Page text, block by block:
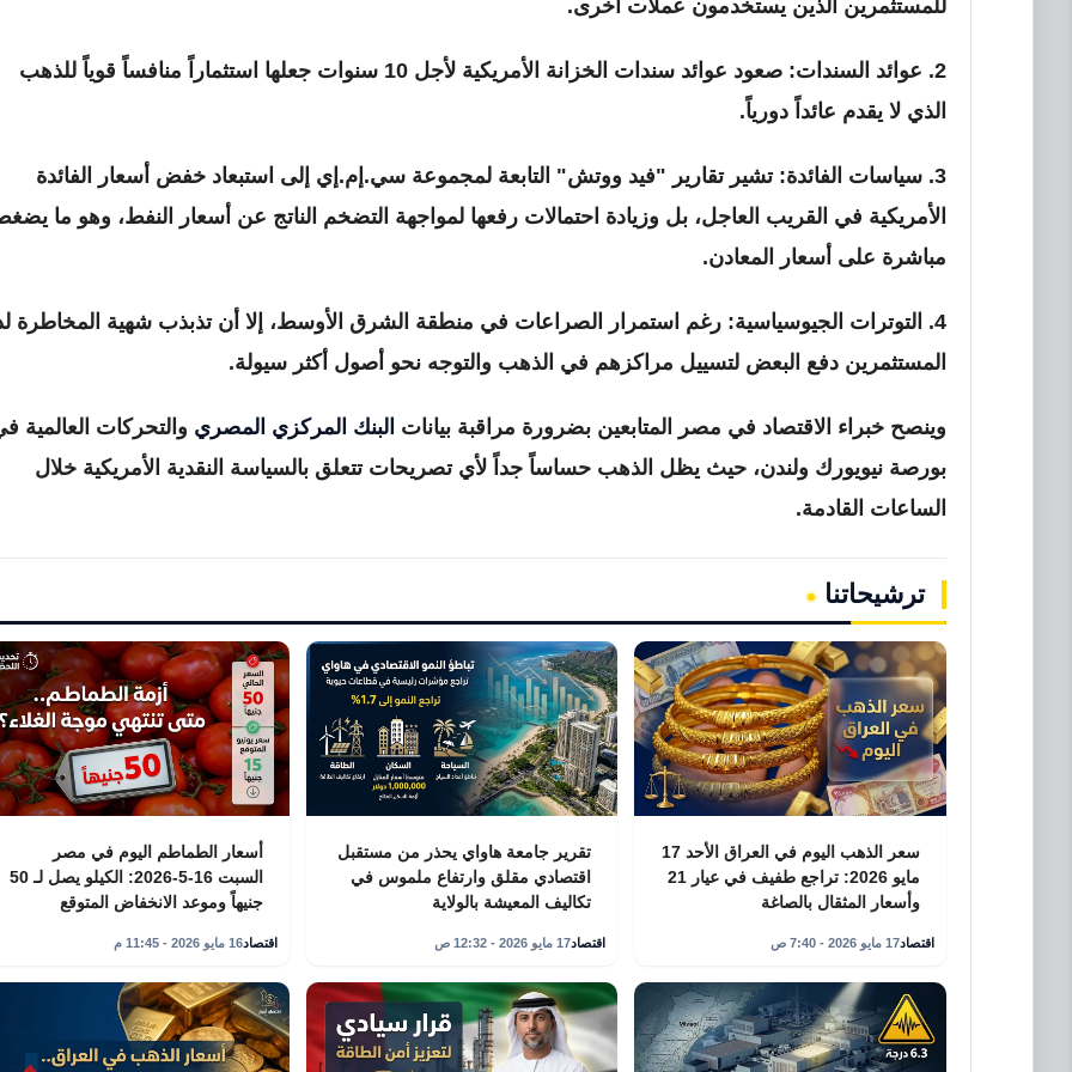
للمستثمرين الذين يستخدمون عملات أخرى.
2. عوائد السندات:
صعود عوائد سندات الخزانة الأمريكية لأجل 10 سنوات جعلها استثماراً منافساً قوياً للذهب
الذي لا يقدم عائداً دورياً.
3. سياسات الفائدة: تشير تقارير "فيد ووتش" التابعة لمجموعة سي.إم.إي إلى استبعاد خفض أسعار الفائدة
الأمريكية في القريب العاجل، بل وزيادة احتمالات رفعها لمواجهة التضخم الناتج عن أسعار النفط، وهو ما
مباشرة على أسعار المعادن.
4. التوترات الجيوسياسية: رغم استمرار الصراعات في منطقة الشرق الأوسط، إلا أن تذبذب شهية المخاطرة
المستثمرين دفع البعض لتسييل مراكزهم في الذهب والتوجه نحو أصول أكثر سيولة.
وينصح خبراء الاقتصاد في مصر المتابعين بضرورة مراقبة بيانات البنك المركزي المصري والتحركات العالمية
بورصة نيويورك ولندن، حيث يظل الذهب حساساً جداً لأي تصريحات تتعلق بالسياسة النقدية الأمريكية خلال
الساعات القادمة.
ترشيحاتنا
سعر الذهب اليوم في العراق الأحد 17
مايو 2026: تراجع طفيف في عيار 21
وأسعار المثقال بالصاغة
اقتصاد17 مايو 2026 - 7:40 ص
تقرير جامعة هاواي يحذر من مستقبل
اقتصادي مقلق وارتفاع ملموس في
تكاليف المعيشة بالولاية
اقتصاد17 مايو 2026 - 12:32 ص
أسعار الطماطم اليوم في مصر
السبت 16-5-2026: الكيلو يصل لـ 50
جنيهاً وموعد الانخفاض المتوقع
اقتصاد16 مايو 2026 - 11:45 م